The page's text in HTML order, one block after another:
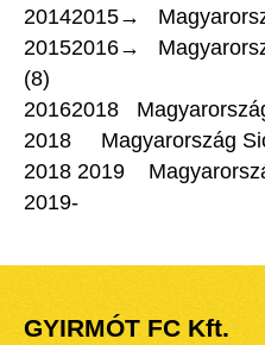
20142015→
20152016→
(8)
20162018
2018
Magyarország
2018 2019
2019-
GYIRMÓT FC Kft.